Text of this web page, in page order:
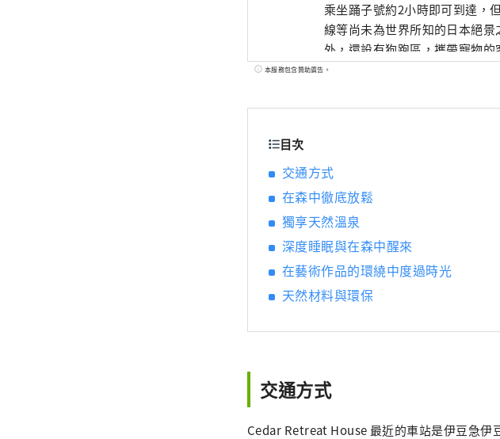
乘坐踊子號約2小時即可到達，
線等尚未為世界所知的日本絕
外，還設有狗跑區，攜帶寵物
受心靈的寧靜時光。
本服務包含贊助廣告。
目次
交通方式
在森中徹底放鬆
獨享天然溫泉
深度睡眠與在森中醒來
在藝術作品的環繞中度過時光
天然材料與環保
交通方式
Cedar Retreat House 最近的車站是伊豆急伊